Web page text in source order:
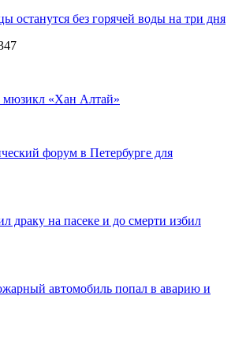
останутся без горячей воды на три дня
мюзикл «Хан Алтай»
форум в Петербурге для
драку на пасеке и до смерти избил
автомобиль попал в аварию и